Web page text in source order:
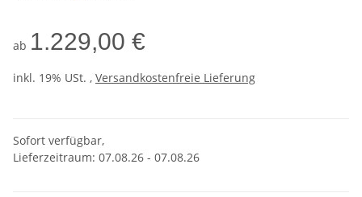
ab 1.229,00 €
inkl. 19% USt. , Versandkostenfreie Lieferung
Sofort verfügbar,
Lieferzeitraum: 07.08.26 - 07.08.26